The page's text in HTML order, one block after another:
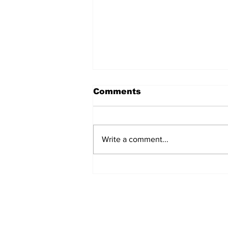
Comments
Write a comment...